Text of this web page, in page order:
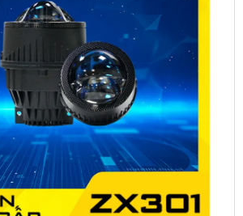
Bi Gầm ZX301 Cao Cấp Ô Tô